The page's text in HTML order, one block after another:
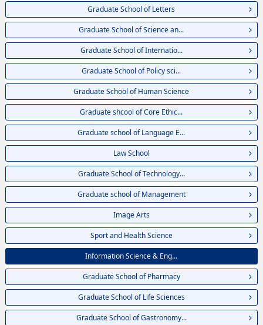
Graduate School of Letters
Graduate School of Science an...
Graduate School of Internatio...
Graduate School of Policy sci...
Graduate School of Human Science
Graduate shcool of Core Ethic...
Graduate school of Language E...
Law School
Graduate School of Technology...
Graduate school of Management
Image Arts
Sport and Health Science
Information Science & Eng...
Graduate School of Pharmacy
Graduate School of Life Sciences
Graduate School of Gastronomy...